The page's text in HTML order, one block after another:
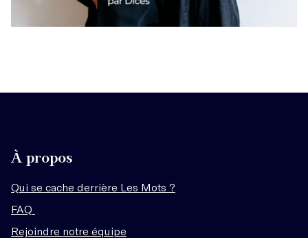
À propos
Qui se cache derrière Les Mots ?
FAQ
Rejoindre notre équipe